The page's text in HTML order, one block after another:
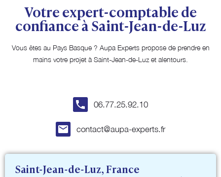
Votre expert-comptable de
confiance à Saint-Jean-de-Luz
Vous êtes au Pays Basque ? Aupa Experts propose de prendre en
mains votre projet à Saint-Jean-de-Luz et alentours.
06.77.25.92.10
contact@aupa-experts.fr
Saint-Jean-de-Luz, France